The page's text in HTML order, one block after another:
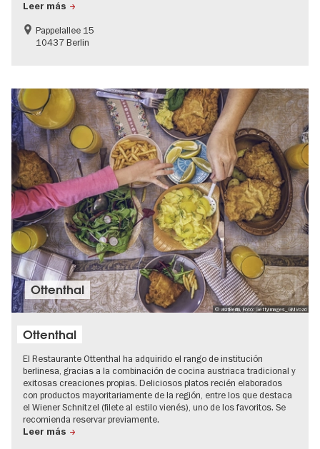
Leer más
Pappelallee 15
10437 Berlin
© visitBerlin, Foto: GettyImages_GMVozd
Ottenthal
Ottenthal
El Restaurante Ottenthal ha adquirido el rango de institución
berlinesa, gracias a la combinación de cocina austriaca tradicional y
exitosas creaciones propias. Deliciosos platos recién elaborados
con productos mayoritariamente de la región, entre los que destaca
el Wiener Schnitzel (filete al estilo vienés), uno de los favoritos. Se
recomienda reservar previamente.
Leer más